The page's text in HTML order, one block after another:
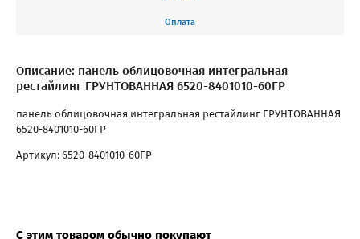
Оплата
Описание: панель облицовочная интегральная
рестайлинг ГРУНТОВАННАЯ 6520-8401010-60ГР
панель облицовочная интегральная рестайлинг ГРУНТОВАННАЯ
6520-8401010-60ГР
Артикул: 6520-8401010-60ГР
С этим товаром обычно покупают